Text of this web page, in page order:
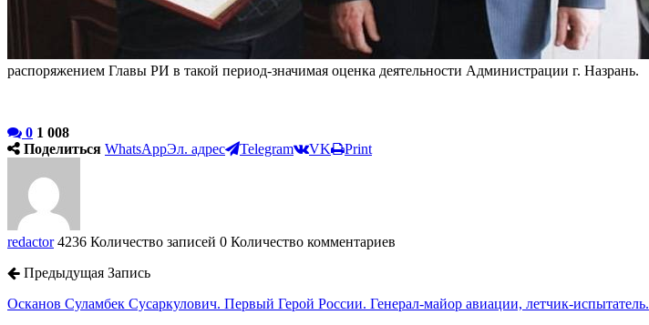
распоряжением Главы РИ в такой период-значимая оценка деятельности Администрации г. Назрань.
0 1 008
Поделиться WhatsAppЭл. адрес Telegram VK Print
redactor 4236 Количество записей 0 Количество комментариев
Предыдущая Запись
Осканов Суламбек Сусаркулович. Первый Герой России. Генерал-майор авиации, летчик-испытатель.